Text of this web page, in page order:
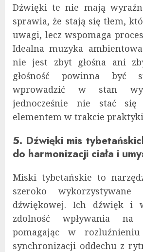
Dźwięki te nie mają
sprawia, że stają się tłem,
uwagi, lecz wspomaga
Idealna muzyka
nie jest zbyt głośna ani
głośność powinna być
wprowadzić w stan
jednocześnie nie stać się
elementem w trakcie
5. Dźwięki mis
do harmonizacji ciała i
Miski tybetańskie to
szeroko
dźwiękowej. Ich dźwięk i
zdolność wpływania na
pomagając w
synchronizacji oddechu z